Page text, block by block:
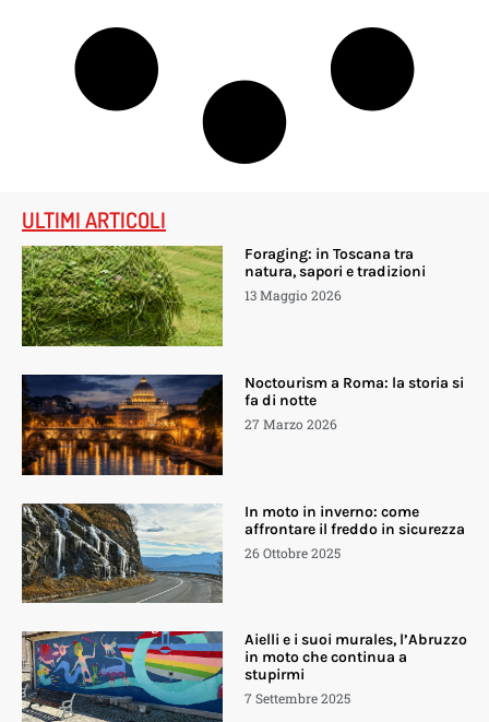
ULTIMI ARTICOLI
Foraging: in Toscana tra
natura, sapori e tradizioni
13 Maggio 2026
Noctourism a Roma: la storia si
fa di notte
27 Marzo 2026
In moto in inverno: come
affrontare il freddo in sicurezza
26 Ottobre 2025
Aielli e i suoi murales, l’Abruzzo
in moto che continua a
stupirmi
7 Settembre 2025